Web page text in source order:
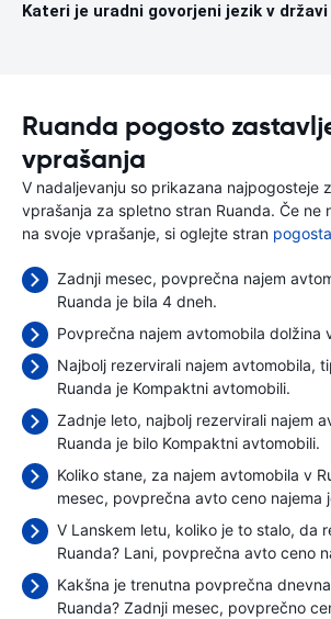
Kateri je uradni govorjeni jezik v državi
Ruanda pogosto
vprašanja
V nadaljevanju so prikazana najpogosteje
vprašanja za spletno stran Ruanda. Če ne
na svoje vprašanje, si oglejte stran
Zadnji mesec, povprečna najem
Ruanda je bila 4 dneh.
Povprečna najem avtomobila dolžina
Najbolj rezervirali najem avtomobila,
Ruanda je Kompaktni avtomobili.
Zadnje leto, najbolj rezervirali najem
Ruanda je bilo Kompaktni avtomobili.
Koliko stane, za najem avtomobila v
mesec, povprečna avto ceno najema
V Lanskem letu, koliko je to stalo, da
Ruanda? Lani, povprečna avto ceno
Kakšna je trenutna povprečna
Ruanda? Zadnji mesec, povprečno